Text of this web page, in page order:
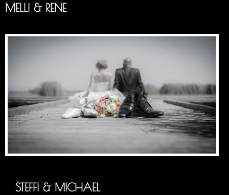
MELLI & RENE
STEFFI & MICHAEL